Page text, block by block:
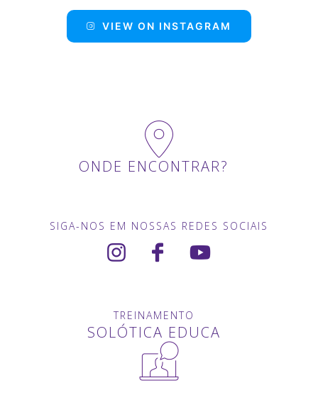
VIEW ON INSTAGRAM
ONDE ENCONTRAR?
SIGA-NOS EM NOSSAS REDES SOCIAIS
TREINAMENTO
SOLÓTICA EDUCA